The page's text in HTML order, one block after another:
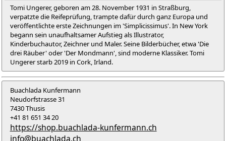
Tomi Ungerer, geboren am 28. November 1931 in Straßburg,
verpatzte die Reifeprüfung, trampte dafür durch ganz Europa und
veröffentlichte erste Zeichnungen im 'Simplicissimus'. In New York
begann sein unaufhaltsamer Aufstieg als Illustrator,
Kinderbuchautor, Zeichner und Maler. Seine Bilderbücher, etwa 'Die
drei Räuber' oder 'Der Mondmann', sind moderne Klassiker. Tomi
Ungerer starb 2019 in Cork, Irland.
Buachlada Kunfermann
Neudorfstrasse 31
7430 Thusis
+41 81 651 34 20
https://shop.buachlada-kunfermann.ch
info@buachlada.ch